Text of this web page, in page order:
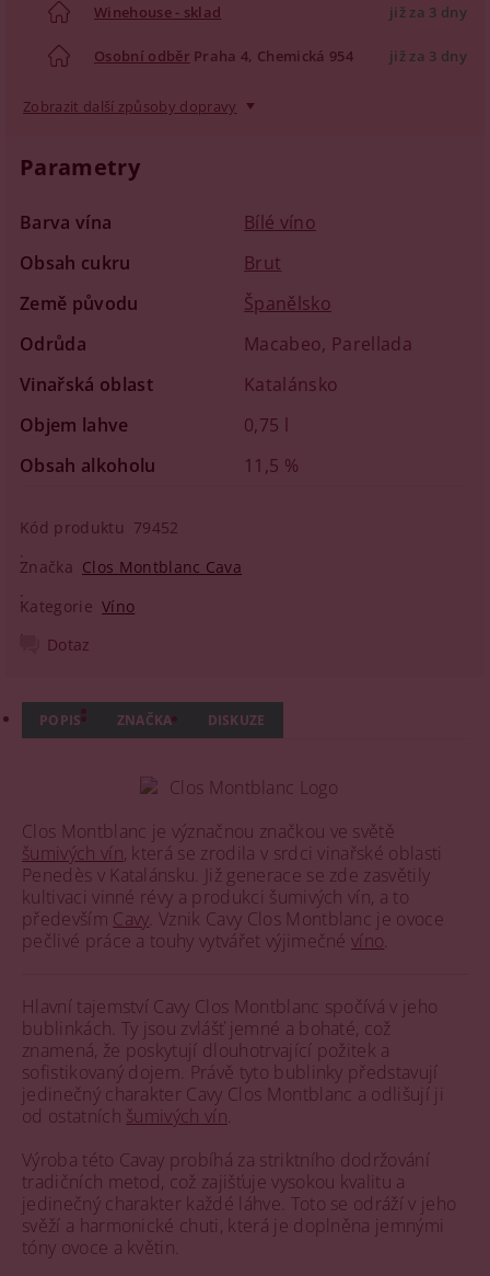
Winehouse - sklad již za 3 dny
Osobní odběr Praha 4, Chemická 954 již za 3 dny
Zobrazit další způsoby dopravy
Parametry
Barva vína
Bílé víno
Obsah cukru
Brut
Země původu
Španělsko
Odrůda
Macabeo, Parellada
Vinařská oblast
Katalánsko
Objem lahve
0,75 l
Obsah alkoholu
11,5 %
Kód produktu 79452
Značka Clos Montblanc Cava
Kategorie Víno
Dotaz
POPIS ZNAČKA DISKUZE
Clos Montblanc je význačnou značkou ve světě
šumivých vín, která se zrodila v srdci vinařské oblasti
Penedès v Katalánsku. Již generace se zde zasvětily
kultivaci vinné révy a produkci šumivých vín, a to
především Cavy . Vznik Cavy Clos Montblanc je ovoce
pečlivé práce a touhy vytvářet výjimečnévíno
Hlavní tajemství Cavy Clos Montblanc spočívá v jeho
bublinkách. Ty jsou zvlášť jemné a bohaté, což
znamená, že poskytují dlouhotrvající požitek a
sofistikovaný dojem. Právě tyto bublinky představují
jedinečný charakter Cavy Clos Montblanc a odlišují ji
od ostatních šumivých vín
Výroba této Cavay probíhá za striktního dodržování
tradičních metod, což zajišťuje vysokou kvalitu a
jedinečný charakter každé láhve. Toto se odráží v jeho
svěží a harmonické chuti, která je doplněna jemnými
tóny ovoce a květin.